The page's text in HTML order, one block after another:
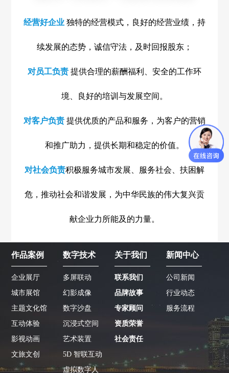
经营好企业 独特的经营模式，良好的经营业绩，持
续发展的态势，诚信守法，及时回报股东；
对员工负责 提供合理的薪酬福利、安全的工作环
境、良好的培训与发展空间。
对客户负责 提供优质的产品和服务，为客户的营销
和推广助力，提供长期和稳定的价值。
对社会负责积极服务城市发展、服务社会、扶困解
危，推动社会和谐发展，为中华民族的伟大复兴贡
献企业力所能及的力量。
作品案例
企业展厅
城市展馆
主题文化馆
互动体验
影视动画
文旅文创
数字技术
多屏联动
幻影成像
数字沙盘
沉浸式空间
艺术装置
5D 智联互动
虚拟数字人
关于我们
联系我们
品牌故事
专家顾问
资质荣誉
社会责任
新闻中心
公司新闻
行业动态
服务流程